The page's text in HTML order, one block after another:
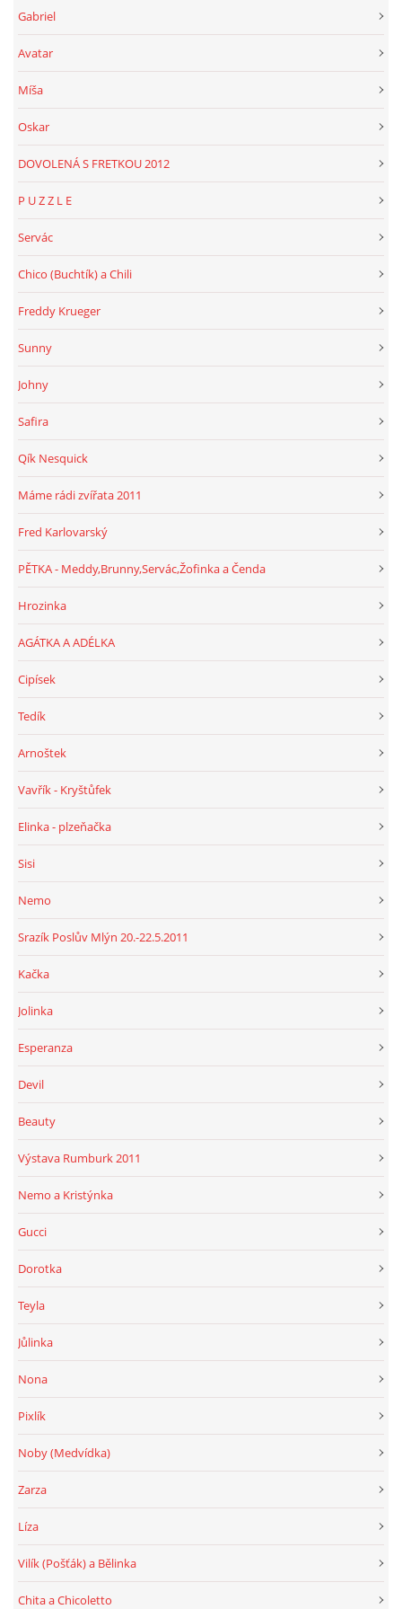
Gabriel
Avatar
Míša
Oskar
DOVOLENÁ S FRETKOU 2012
P U Z Z L E
Servác
Chico (Buchtík) a Chili
Freddy Krueger
Sunny
Johny
Safira
Qík Nesquick
Máme rádi zvířata 2011
Fred Karlovarský
PĚTKA - Meddy,Brunny,Servác,Žofinka a Čenda
Hrozinka
AGÁTKA A ADÉLKA
Cipísek
Tedík
Arnoštek
Vavřík - Kryštůfek
Elinka - plzeňačka
Sisi
Nemo
Srazík Poslův Mlýn 20.-22.5.2011
Kačka
Jolinka
Esperanza
Devil
Beauty
Výstava Rumburk 2011
Nemo a Kristýnka
Gucci
Dorotka
Teyla
Jůlinka
Nona
Pixlík
Noby (Medvídka)
Zarza
Líza
Vilík (Pošťák) a Bělinka
Chita a Chicoletto